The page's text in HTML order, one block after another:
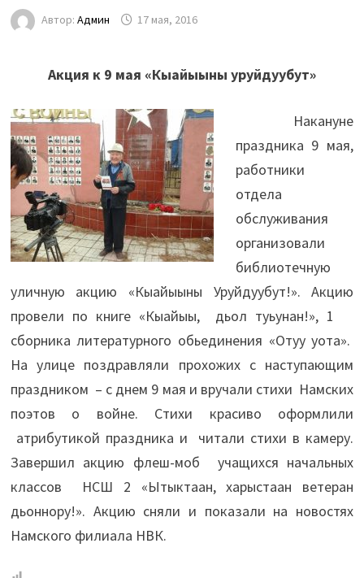
Автор: Админ 17 мая, 2016
Акция к 9 мая «Кыайыыны уруйдуубут»
Накануне
праздника 9 мая,
работники
отдела
обслуживания
организовали
библиотечную
уличную акцию «Кыайыыны Уруйдуубут!». Акцию
провели по книге «Кыайыы, дьол туьунан!», 1
сборника литературного обьединения «Отуу уота».
На улице поздравляли прохожих с наступающим
праздником – с днем 9 мая и вручали стихи Намских
поэтов о войне. Стихи красиво оформлили
атрибутикой праздника и читали стихи в камеру.
Завершил акцию флеш-моб учащихся начальных
классов НСШ 2 «Ытыктаан, харыстаан ветеран
дьоннору!». Акцию сняли и показали на новостях
Намского филиала НВК.